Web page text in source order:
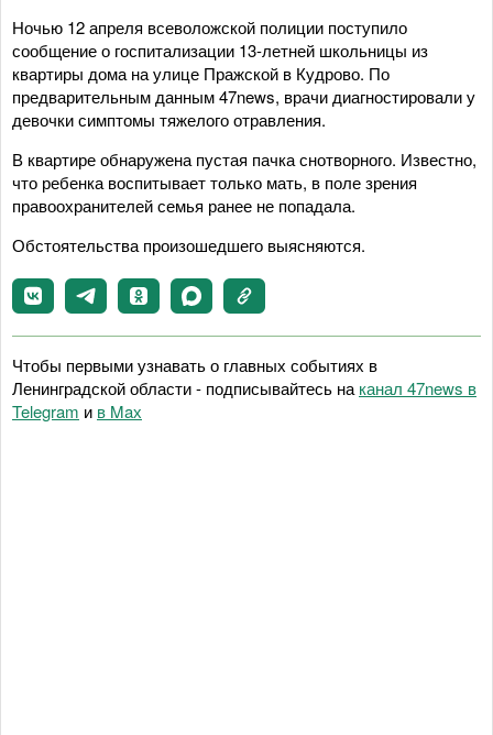
Ночью 12 апреля всеволожской полиции поступило
сообщение о госпитализации 13-летней школьницы из
квартиры дома на улице Пражской в Кудрово. По
предварительным данным 47news, врачи диагностировали у
девочки симптомы тяжелого отравления.
В квартире обнаружена пустая пачка снотворного. Известно,
что ребенка воспитывает только мать, в поле зрения
правоохранителей семья ранее не попадала.
Обстоятельства произошедшего выясняются.
Чтобы первыми узнавать о главных событиях в
Ленинградской области - подписывайтесь на канал 47news в
Telegram и в Maх